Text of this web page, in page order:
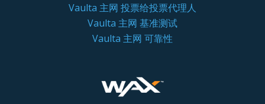
Vaulta 主网 投票给投票代理人
Vaulta 主网 基准测试
Vaulta 主网 可靠性